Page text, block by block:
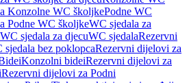
Konzolne WC školjkePodne WC
Podne WC školjkeWC sjedala za
sjedala za djecuWC sjedalaRezervni
sjedala bez poklopcaRezervni dijelovi za
Konzolni bideiRezervni dijelovi za
Rezervni dijelovi za Podni